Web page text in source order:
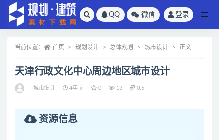
QQ 微信 登录
当前位置： 首页 规划设计 总体规划 城市设计 正文
天津行政文化中心周边地区城市设计
城市设计 4年前 0 13 0.5
资源信息
全部